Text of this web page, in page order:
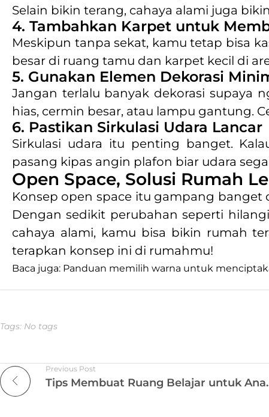
Selain bikin terang, cahaya alami juga
4. Tambahkan Karpet untuk
Meskipun tanpa sekat, kamu tetap bisa
besar di ruang tamu dan karpet kecil di
5. Gunakan Elemen Dekorasi
Jangan terlalu banyak dekorasi supaya
hias, cermin besar, atau lampu gantung.
6. Pastikan Sirkulasi Udara Lancar
Sirkulasi udara itu penting banget.
pasang kipas angin plafon biar udara
Open Space, Solusi Rumah
Konsep open space itu gampang
Dengan sedikit perubahan seperti
cahaya alami, kamu bisa bikin rumah
terapkan konsep ini di rumahmu!
Baca juga: Panduan memilih warna untuk
Tags: No tags
Previous Post
Tips